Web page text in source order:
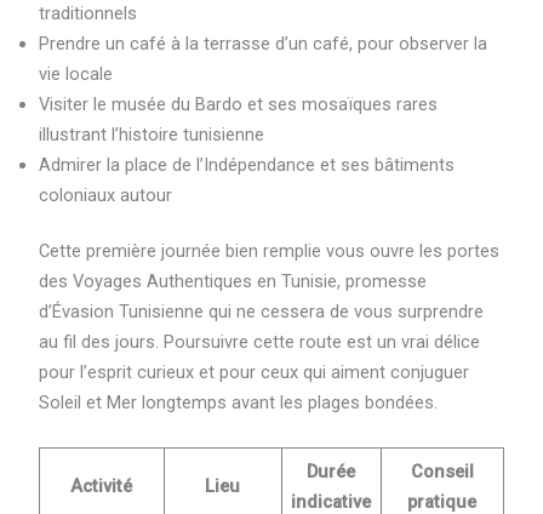
traditionnels
Prendre un café à la terrasse d’un café, pour observer la
vie locale
Visiter le musée du Bardo et ses mosaïques rares
illustrant l’histoire tunisienne
Admirer la place de l’Indépendance et ses bâtiments
coloniaux autour
Cette première journée bien remplie vous ouvre les portes
des Voyages Authentiques en Tunisie, promesse
d’Évasion Tunisienne qui ne cessera de vous surprendre
au fil des jours. Poursuivre cette route est un vrai délice
pour l’esprit curieux et pour ceux qui aiment conjuguer
Soleil et Mer longtemps avant les plages bondées.
Activité Lieu
Durée
indicative
Conseil
pratique